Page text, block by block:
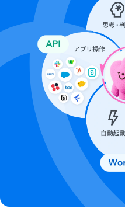
トリガーは5分、10分
間隔を選択できます。
プランによって最短の
ください。
ChatGPT（OpenAI）
OpenAIのAPI有料プラ
されたときに支払いが
設定をご参照ください
ChatGPTのAPI利用は
API疎通時のトークン
ています。そのため、
でない場合エラーが発
ダウンロード可能なフ
す。アプリの仕様によ
あるので、ご注意くだ
トリガー、各オペレー
ル容量の詳細は「
ファ
照ください。